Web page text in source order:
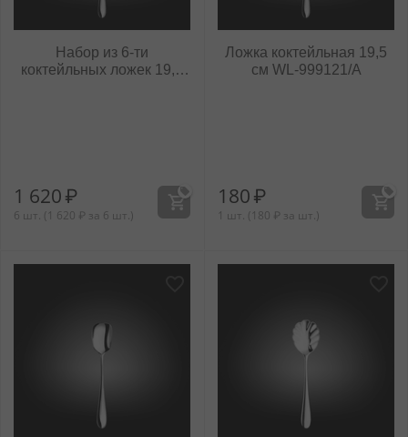
Набор из 6-ти
коктейльных ложек 19,5
1 620₽
6 шт. ( 1 620 ₽ за 6 шт.)
Ложка коктейльная 19,5
см WL‑999121/A
180₽
1 шт. ( 180 ₽ за шт.)